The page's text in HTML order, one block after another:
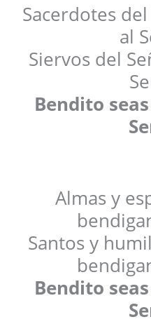
Sacerdotes
al
Siervos del
Bendito
Almas y
Santos y
Bendito